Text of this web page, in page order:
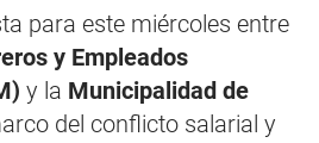
para este miércoles entre
y Empleados
y la Municipalidad de
del conflicto salarial y